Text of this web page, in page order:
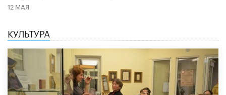
12 МАЯ
КУЛЬТУРА